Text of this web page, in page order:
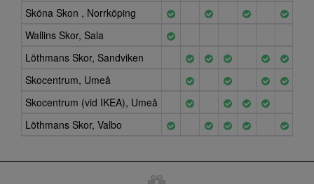
Sköna Skon , Norrköping
Wallins Skor, Sala
Löthmans Skor, Sandviken
Skocentrum, Umeå
Skocentrum (vid IKEA), Umeå
Löthmans Skor, Valbo